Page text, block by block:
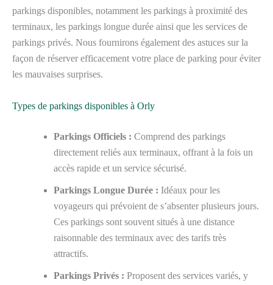
parkings disponibles, notamment les parkings à proximité des
terminaux, les parkings longue durée ainsi que les services de
parkings privés. Nous fournirons également des astuces sur la
façon de réserver efficacement votre place de parking pour éviter
les mauvaises surprises.
Types de parkings disponibles à Orly
Parkings Officiels : Comprend des parkings
directement reliés aux terminaux, offrant à la fois un
accès rapide et un service sécurisé.
Parkings Longue Durée : Idéaux pour les
voyageurs qui prévoient de s’absenter plusieurs jours.
Ces parkings sont souvent situés à une distance
raisonnable des terminaux avec des tarifs très
attractifs.
Parkings Privés : Proposent des services variés, y